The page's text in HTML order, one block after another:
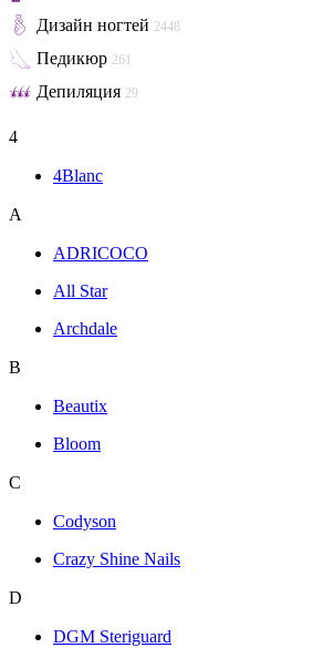
Дизайн ногтей 2448
Педикюр 261
Депиляция 29
4
4Blanc
A
ADRICOCO
All Star
Archdale
B
Beautix
Bloom
C
Codyson
Crazy Shine Nails
D
DGM Steriguard